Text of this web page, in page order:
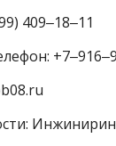
409‒18‒11